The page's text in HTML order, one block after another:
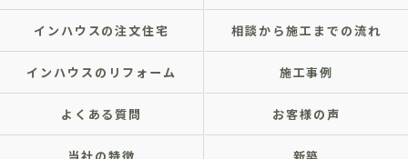
インハウスの注文住宅 相談から施工までの流れ
インハウスのリフォーム 施工事例
よくある質問 お客様の声